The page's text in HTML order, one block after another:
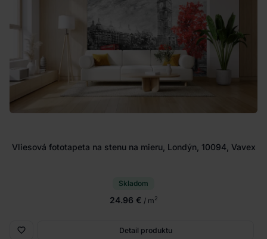
Vliesová fototapeta na stenu na mieru, Londýn, 10094, Vavex
Skladom
24.96 € / m2
Detail produktu